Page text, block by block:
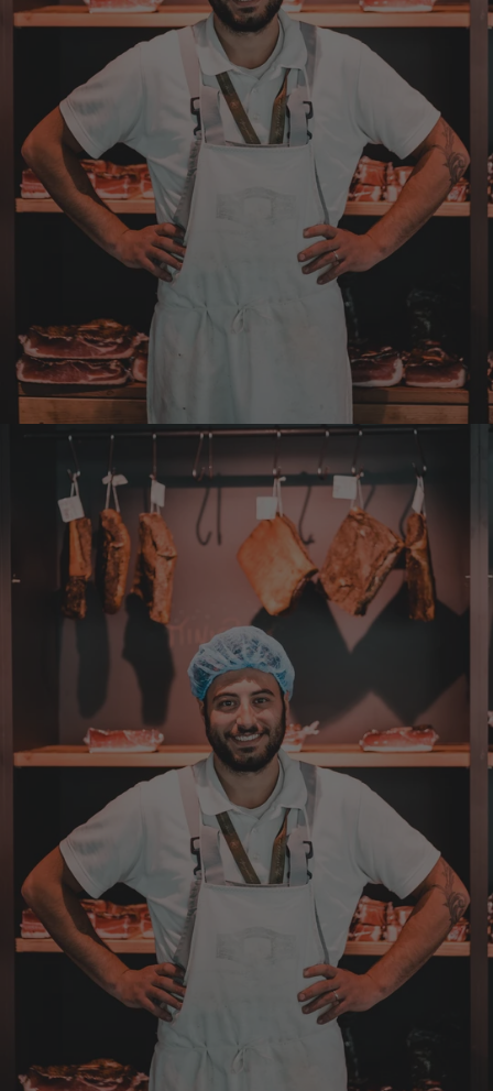
4.8.2026
Verifizierter Kunde
Die Qualität ist super und der Geschmack ist
wie in den Dolomieten.
4.8.2026
Hans Joerg
Verifizierter Kunde
Über die Produkte brauchen wir nicht zu
diskutieren, soweit schon probiert alles
Spitze. Der einzige Wermutstropfen ist die
Zustellung durch GLS. Dieses
Transportunternehmen ist das
unzuverlässigste das es gibt. Die liefern
Pakete die an Privatadressen gesandt
werden meistens zu Abholstationen. Es hat
die Haustüre abgestellt zu bekommen. Bei
eventueller Wiederbestellung werde ich Sie
ersuchen , die Post in Anspruch zu nehmen.
Da wäre ich auch bereit die Transportkosten
zu tragen. Mit freundlichen Grüßen Jörg
4.8.2026
Verifizierter Kunde
Hervorragende Qualität mit Geschmack
4.8.2026
Dorothea
Verifizierter Kunde
Erstklassige Ware Hervorragende Qualität
Sehr gutes Preis Leistungsverhältnis
4.8.2026
Axel
Verifizierter Kunde
Sehr gute Ware , schnelle Zusendung. Ich bin
sehr zufrieden. Gern wieder!
4.8.2026